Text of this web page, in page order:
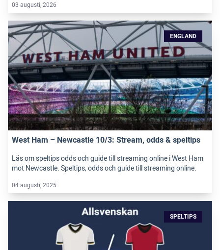
03 augusti, 2026
ENGLAND
West Ham – Newcastle 10/3: Stream, odds & speltips
Läs om speltips odds och guide till streaming online i West Ham
mot Newcastle. Speltips, odds och guide till streaming online.
04 augusti, 2025
SPELTIPS